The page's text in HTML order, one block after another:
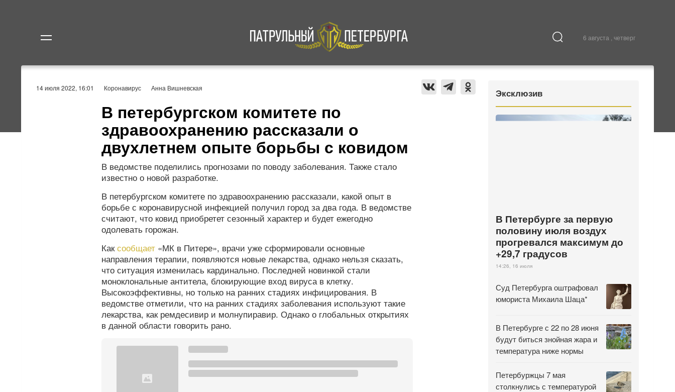
6 августа , четверг
Происшествия Культура
14 июля 2022, 16:01 Коронавирус Анна Вишневская
В петербургском комитете по
здравоохранению рассказали о
двухлетнем опыте борьбы с ковидом
В ведомстве поделились прогнозами по поводу заболевания. Также стало
известно о новой разработке.
В петербургском комитете по здравоохранению рассказали, какой опыт в
борьбе с коронавирусной инфекцией получил город за два года. В ведомстве
считают, что ковид приобретет сезонный характер и будет ежегодно
одолевать горожан.
Каксообщает «МК в Питере», врачи уже сформировали основные
направления терапии, появляются новые лекарства, однако нельзя сказать,
что ситуация изменилась кардинально. Последней новинкой стали
моноклональные антитела, блокирующие вход вируса в клетку.
Высокоэффективны, но только на ранних стадиях инфицирования. В
ведомстве отметили, что на ранних стадиях заболевания используют такие
лекарства, как ремдесивир и молнупиравир. Однако о глобальных открытиях
в данной области говорить рано.
Эксклюзив
В Петербурге за первую
половину июля воздух
прогревался максимум до
+29,7 градусов
14:26, 16 июля
Суд Петербурга оштрафовал
юмориста Михаила Шаца*
В Петербурге с 22 по 28 июня
будут биться знойная жара и
температура ниже нормы
Петербуржцы 7 мая
столкнулись с температурой